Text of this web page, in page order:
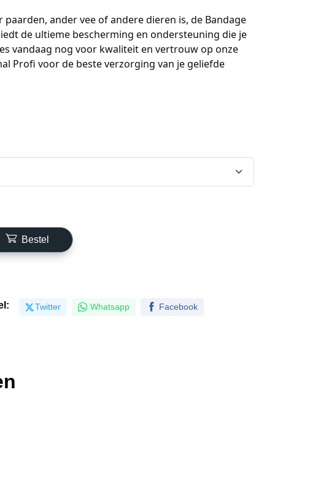
paarden, ander vee of andere dieren is, de Bandage
de ultieme bescherming en ondersteuning die je
vandaag nog voor kwaliteit en vertrouw op onze
Profi voor de beste verzorging van je geliefde
Bestel
Twitter Whatsapp Facebook